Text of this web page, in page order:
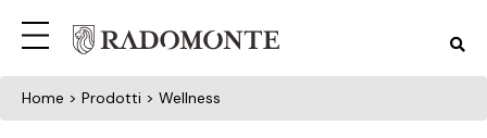
Home > Prodotti > Wellness